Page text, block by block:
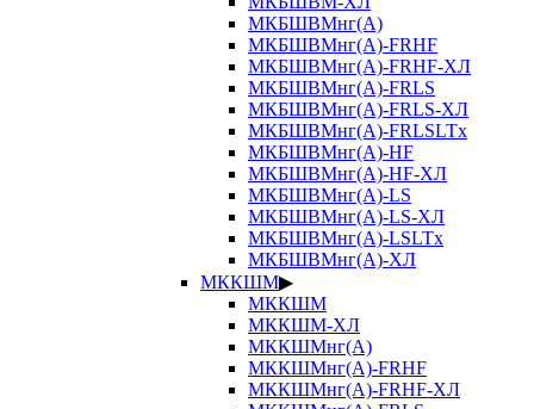
МКБШВМнг(А)
МКБШВМнг(А)-FRHF
МКБШВМнг(А)-FRHF-ХЛ
МКБШВМнг(А)-FRLS
МКБШВМнг(А)-FRLS-ХЛ
МКБШВМнг(А)-FRLSLTx
МКБШВМнг(А)-HF
МКБШВМнг(А)-HF-ХЛ
МКБШВМнг(А)-LS
МКБШВМнг(А)-LS-ХЛ
МКБШВМнг(А)-LSLTx
МКБШВМнг(А)-ХЛ
МККШМ▶
МККШМ
МККШМ-ХЛ
МККШМнг(А)
МККШМнг(А)-FRHF
МККШМнг(А)-FRHF-ХЛ